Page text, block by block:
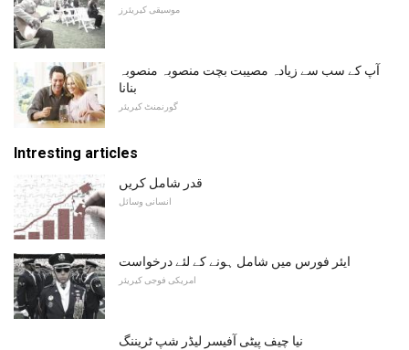
موسیقی کیریئرز
آپ کے سب سے زیادہ مصیبت بچت منصوبہ منصوبہ
بنانا
گورنمنٹ کیریئر
Intresting articles
قدر شامل کریں
انسانی وسائل
ایئر فورس میں شامل ہونے کے لئے درخواست
امریکی فوجی کیریئر
نیا چیف پیٹی آفیسر لیڈر شپ ٹریننگ